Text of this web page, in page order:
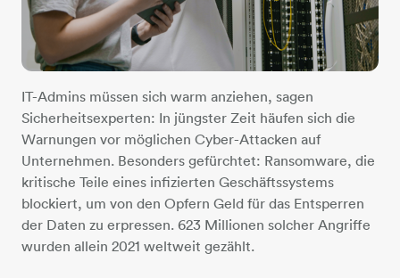
IT-Admins müssen sich warm anziehen, sagen
Sicherheitsexperten: In jüngster Zeit häufen sich die
Warnungen vor möglichen Cyber-Attacken auf
Unternehmen. Besonders gefürchtet: Ransomware, die
kritische Teile eines infizierten Geschäftssystems
blockiert, um von den Opfern Geld für das Entsperren
der Daten zu erpressen. 623 Millionen solcher Angriffe
wurden allein 2021 weltweit gezählt.